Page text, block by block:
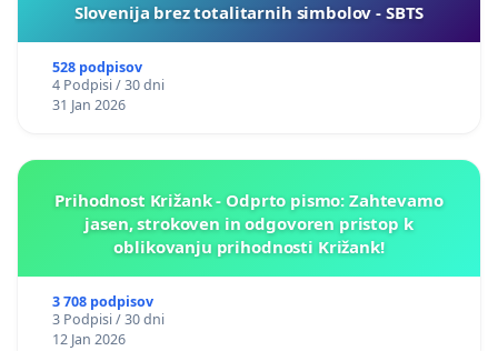
Slovenija brez totalitarnih simbolov - SBTS
528 podpisov
4 Podpisi / 30 dni
31 Jan 2026
Prihodnost Križank - Odprto pismo: Zahtevamo
jasen, strokoven in odgovoren pristop k
oblikovanju prihodnosti Križank!
3 708 podpisov
3 Podpisi / 30 dni
12 Jan 2026